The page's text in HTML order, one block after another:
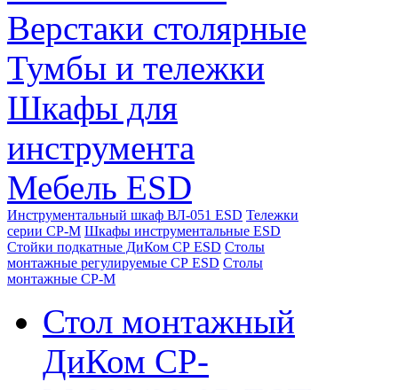
Верстаки столярные
Тумбы и тележки
Шкафы для
инструмента
Мебель ESD
Инструментальный шкаф ВЛ-051 ESD Тележки
серии СР-М Шкафы инструментальные ESD
Стойки подкатные ДиКом СР ESD Столы
монтажные регулируемые СР ESD Столы
монтажные СР-М
Стол монтажный
ДиКом СР-